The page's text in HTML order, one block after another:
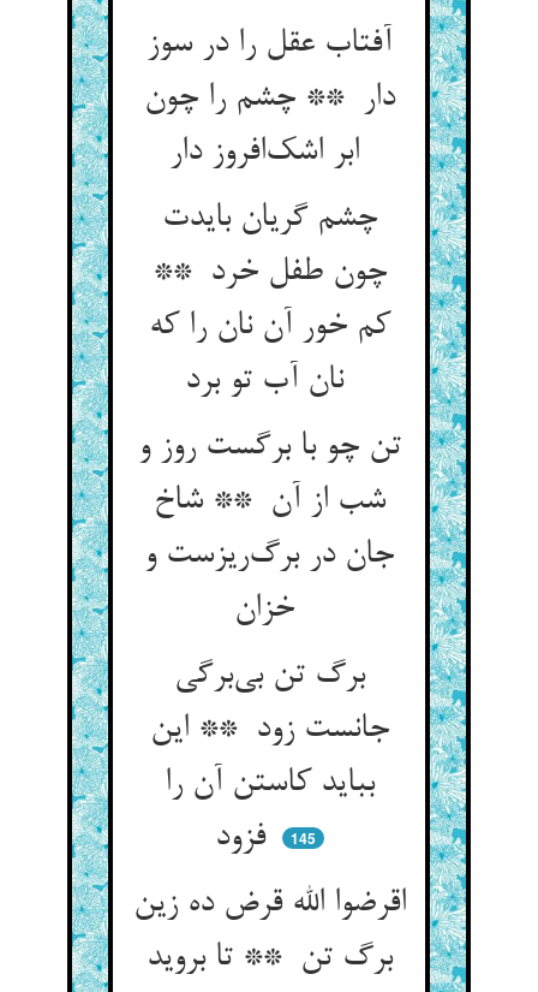
آفتاب عقل را در سوز
دار ** چشم را چون
چشم گریان بایدت
چون طفل خرد **
کم خور آن نان را که
نان آب تو برد
تن چو با برگست روز و
شب از آن ** شاخ
جان در برگ‌ریزست و
برگ تن بی‌برگی
جانست زود ** این
بباید کاستن آن را
فزود
145
اقرضوا الله قرض ده زین
برگ تن ** تا بروید